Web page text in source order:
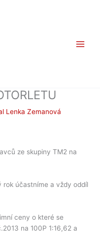
Lenka Zemanová
ze skupiny TM2 na
rok účastníme a vždy oddíl
ceny o které se
na 100P 1:16,62 a